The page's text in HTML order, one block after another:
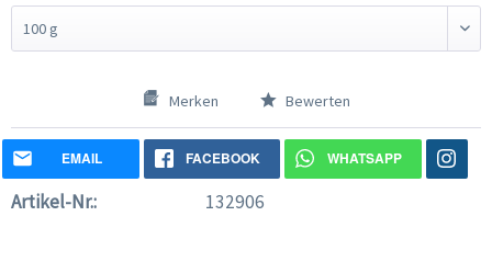
Merken Bewerten
EMAIL FACEBOOK WHATSAPP
Artikel-Nr.: 132906